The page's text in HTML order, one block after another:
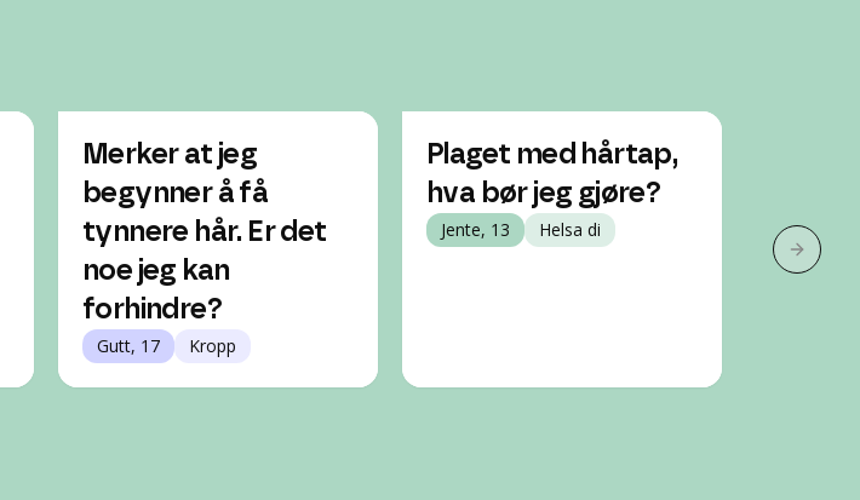
Merker at jeg
begynner å få
tynnere hår. Er det
noe jeg kan
forhindre?
Gutt, 17 Kropp
Plaget med hårtap,
hva bør jeg gjøre?
Jente, 13 Helsa di Jente, 16
Neste